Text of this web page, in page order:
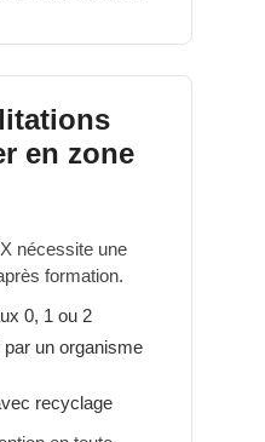
en zone
nécessite une
formation.
0, 1 ou 2
un organisme
recyclage